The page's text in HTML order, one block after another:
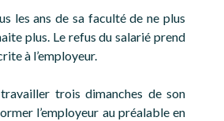
les ans de sa faculté de ne plus
plus. Le refus du salarié prend
à l’employeur.
trois dimanches de son
l’employeur au préalable en